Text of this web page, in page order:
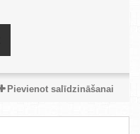
Pievienot salīdzināšanai